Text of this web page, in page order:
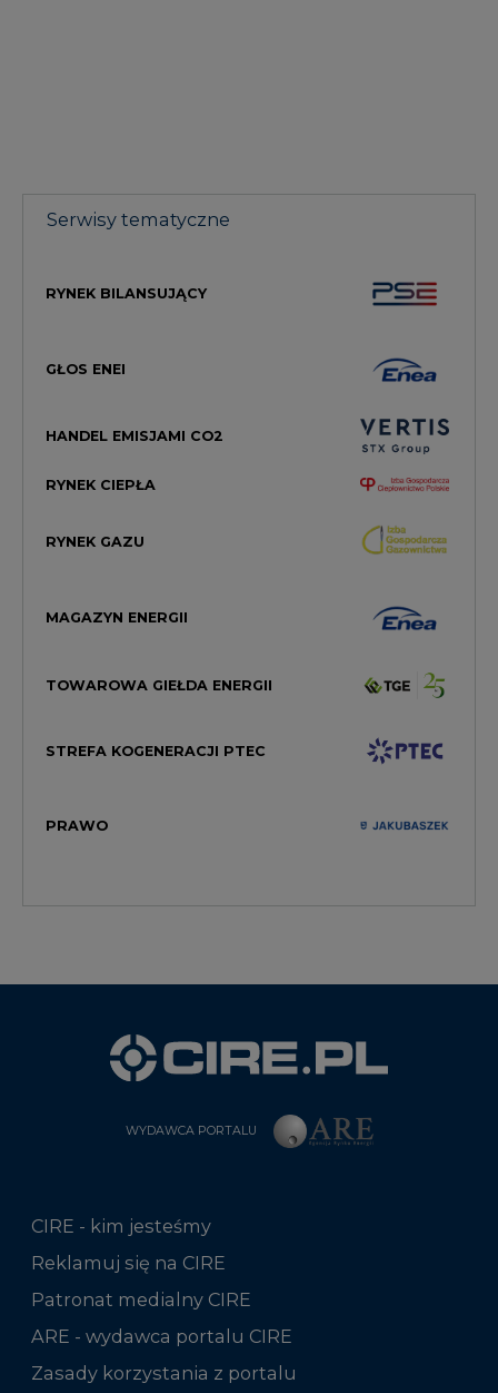
Serwisy tematyczne
RYNEK BILANSUJĄCY
GŁOS ENEI
HANDEL EMISJAMI CO2
RYNEK CIEPŁA
RYNEK GAZU
MAGAZYN ENERGII
TOWAROWA GIEŁDA ENERGII
STREFA KOGENERACJI PTEC
PRAWO
WYDAWCA PORTALU
CIRE - kim jesteśmy
Reklamuj się na CIRE
Patronat medialny CIRE
ARE - wydawca portalu CIRE
Zasady korzystania z portalu